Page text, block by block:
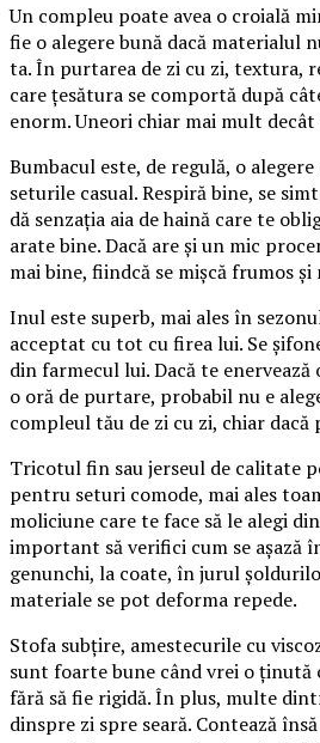
Un compleu poate avea o croială
fie o alegere bună dacă materialul
ta. În purtarea de zi cu zi, textura,
care țesătura se comportă după
enorm. Uneori chiar mai mult decât
Bumbacul este, de regulă, o
seturile casual. Respiră bine, se
dă senzația aia de haină care te
arate bine. Dacă are și un mic
mai bine, fiindcă se mișcă frumos
Inul este superb, mai ales în
acceptat cu tot cu firea lui. Se
din farmecul lui. Dacă te
o oră de purtare, probabil nu e
compleul tău de zi cu zi, chiar dacă
Tricotul fin sau jerseul de calitate
pentru seturi comode, mai ales
moliciune care te face să le alegi
important să verifici cum se așază
genunchi, la coate, în jurul
materiale se pot deforma repede.
Stofa subțire, amestecurile cu
sunt foarte bune când vrei o ținută
fără să fie rigidă. În plus, multe
dinspre zi spre seară. Contează